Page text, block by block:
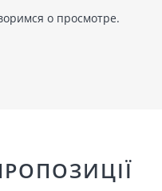
о просмотре.